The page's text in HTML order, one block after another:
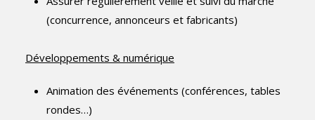
(concurrence, annonceurs et fabricants)
Développements & numérique
Animation des événements (conférences, tables
rondes…)